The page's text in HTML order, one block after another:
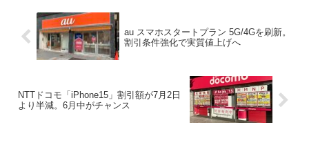
au スマホスタートプラン 5G/4Gを刷新。
割引条件強化で実質値上げへ
NTTドコモ「iPhone15」割引額が7月2日
より半減。6月中がチャンス